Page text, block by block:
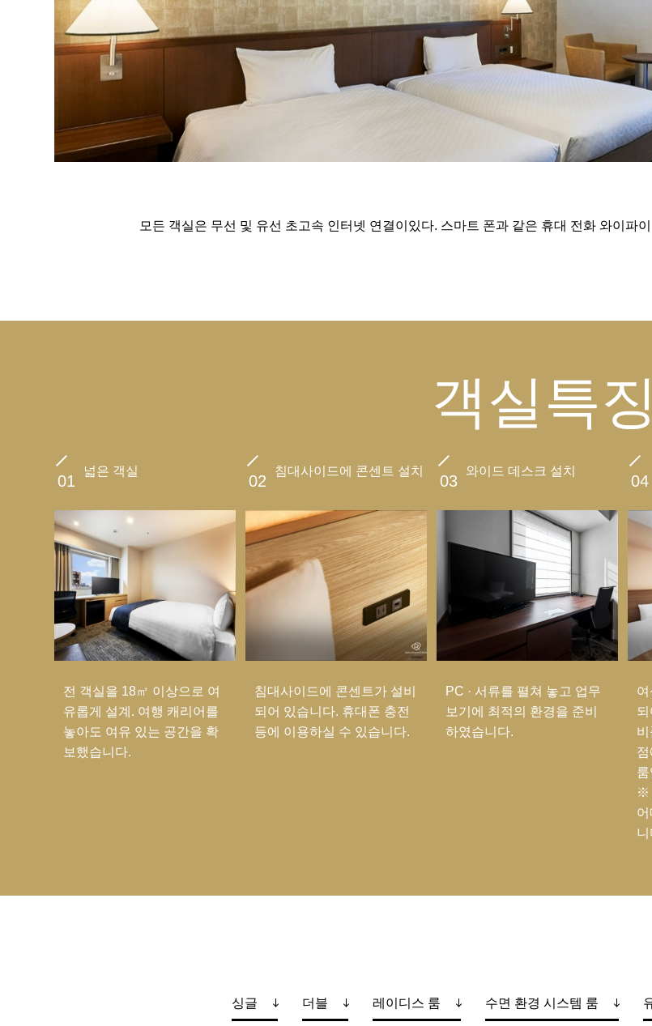
모든 객실은 무선 및 유선 초고속 인터넷 연결이있다. 스마트 폰과 같은 휴대 전화 와이파
객실특징
01
넓은 객실
전 객실을 18㎡ 이상으로 여
유롭게 설계. 여행 캐리어를
놓아도 여유 있는 공간을 확
보했습니다.
02
침대사이드에 콘센트 설치
침대사이드에 콘센트가 설비
되어 있습니다. 휴대폰 충전
등에 이용하실 수 있습니다.
03
와이드 데스크 설치
PC · 서류를 펼쳐 놓고 업무
보기에 최적의 환경을 준비
하였습니다.
04
※
니
싱글 더블 레이디스 룸 수면 환경 시스템 룸